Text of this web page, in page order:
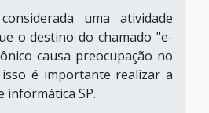
uma atividade
o destino do chamado "e-
causa preocupação no
é importante realizar a
informática SP.